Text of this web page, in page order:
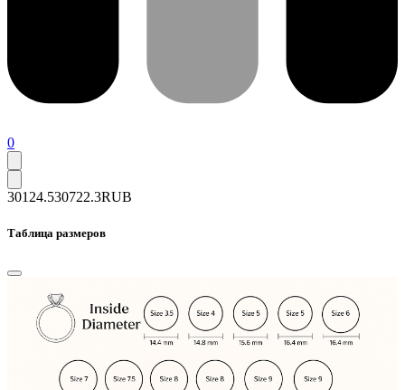
0
30124.530722.3RUB
Таблица размеров